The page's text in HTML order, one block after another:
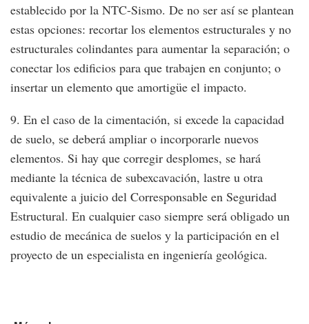
establecido por la NTC-Sismo. De no ser así se plantean
estas opciones: recortar los elementos estructurales y no
estructurales colindantes para aumentar la separación; o
conectar los edificios para que trabajen en conjunto; o
insertar un elemento que amortigüe el impacto.
9. En el caso de la cimentación, si excede la capacidad
de suelo, se deberá ampliar o incorporarle nuevos
elementos. Si hay que corregir desplomes, se hará
mediante la técnica de subexcavación, lastre u otra
equivalente a juicio del Corresponsable en Seguridad
Estructural. En cualquier caso siempre será obligado un
estudio de mecánica de suelos y la participación en el
proyecto de un especialista en ingeniería geológica.